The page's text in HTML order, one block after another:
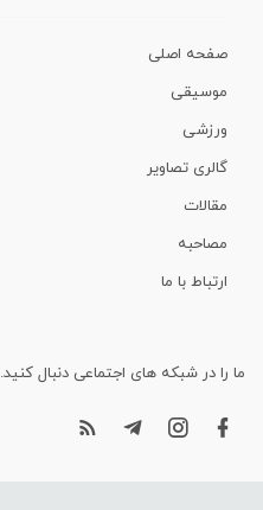
صفحه اصلی
موسیقی
ورزشی
گالری تصاویر
مقالات
مصاحبه
ارتباط با ما
ما را در شبکه های اجتماعی دنبال کنید.